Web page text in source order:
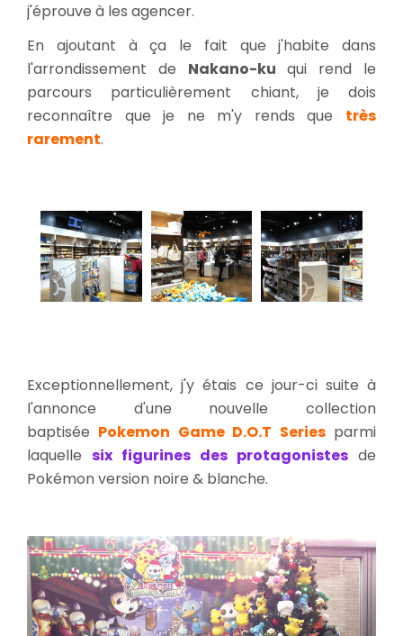
j'éprouve à les agencer.
En ajoutant à ça le fait que j'habite dans
l'arrondissement de Nakano-ku qui rend le
parcours particulièrement chiant, je dois
reconnaître que je ne m'y rends que très
rarement.
Exceptionnellement, j'y étais ce jour-ci suite à
l'annonce d'une nouvelle collection
baptisée Pokemon Game D.O.T Seriesparmi
laquelle six figurines des protagonistes de
Pokémon version noire & blanche.